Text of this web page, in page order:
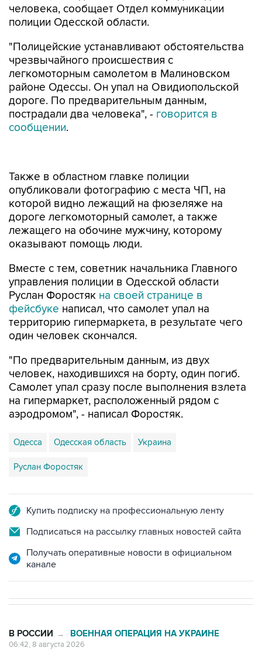
человека, сообщает Отдел коммуникации
полиции Одесской области.
"Полицейские устанавливают обстоятельства
чрезвычайного происшествия с
легкомоторным самолетом в Малиновском
районе Одессы. Он упал на Овидиопольской
дороге. По предварительным данным,
пострадали два человека", - говорится в
сообщении.
которой видно лежащий на фюзеляже на
дороге легкомоторный самолет, а также
лежащего на обочине мужчину, которому
оказывают помощь люди.
Вместе с тем, советник начальника Главного
Руслан Форостякна своей странице в
фейсбукенаписал, что самолет упал на
территорию гипермаркета, в результате чего
один человек скончался.
"По предварительным данным, из двух
Самолет упал сразу после выполнения взлета
на гипермаркет, расположенный рядом с
аэродромом", - написал Форостяк.
Одесса Одесская область Украина
Руслан Форостяк
Подписаться на рассылку главных новостей сайта
Получать оперативные новости в официальном
Промышленное предприятие в